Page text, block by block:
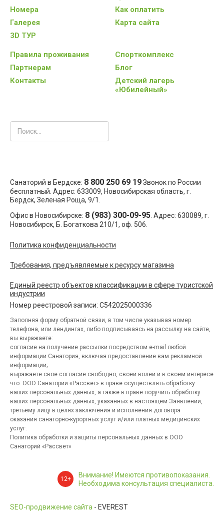
Номера
Галерея
3D ТУР
Как оплатить
Карта сайта
Правила проживания
Партнерам
Контакты
Спорткомплекс
Блог
Детский лагерь
«Юбилейный»
Санаторий в Бердске: 8 800 250 69 19Звонок по России
бесплатный. Адрес: 633009, Новосибирская область, г.
Бердск, Зеленая Роща, 9/1
Офис в Новосибирске: 8 (983) 300-09-95 . Адрес: 630089, г.
Новосибирск, Б. Богаткова 210/1, оф. 506
Политика конфиденциальности
Требования, предъявляемые к ресурсу магазина
Единый реестр объектов классификации в сфере туристской
индустрии
Номер реестровой записи: С542025000336
Заполняя форму обратной связи, в том числе указывая номер
телефона, или лендингах, либо подписываясь на рассылку на сайте,
вы выражаете:
согласие на получение рассылки посредством e-mail любой
информации Санатория, включая предоставление вам рекламной
информации;
выражаете свое согласие свободно, своей волей и в своем интересе
что: ООО Санаторий «Рассвет» в праве осуществлять обработку
ваших персональных данных, а также в праве поручить обработку
ваших персональных данных, указанных в настоящем Заявлении,
третьему лицу в целях заключения и исполнения договора
оказания санаторно-курортных услуг и/или платных медицинских
услуг.
Политика обработки и защиты персональных данных в ООО
Санаторий «Рассвет»
12+
Внимание! Имеются противопоказания.
Необходима консультация специалиста.
SEO-продвижение сайта - EVEREST